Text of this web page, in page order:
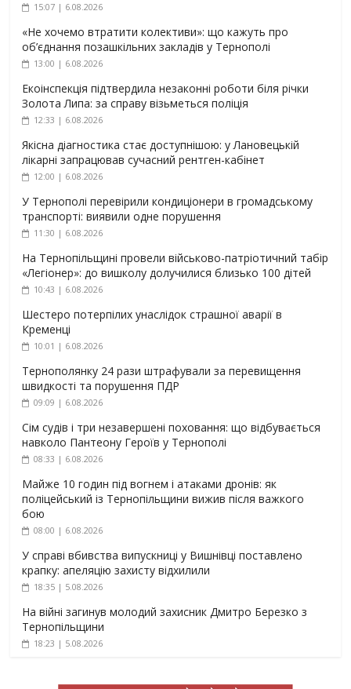
15:07 | 6.08.2026
«Не хочемо втратити колективи»: що кажуть про
об’єднання позашкільних закладів у Тернополі
13:00 | 6.08.2026
Екоінспекція підтвердила незаконні роботи біля річки
Золота Липа: за справу візьметься поліція
12:33 | 6.08.2026
Якісна діагностика стає доступнішою: у Лановецькій
лікарні запрацював сучасний рентген-кабінет
12:00 | 6.08.2026
У Тернополі перевірили кондиціонери в громадському
транспорті: виявили одне порушення
11:30 | 6.08.2026
На Тернопільщині провели військово-патріотичний табір
«Легіонер»: до вишколу долучилися близько 100 дітей
10:43 | 6.08.2026
Шестеро потерпілих унаслідок страшної аварії в
Кременці
10:01 | 6.08.2026
Тернополянку 24 рази штрафували за перевищення
швидкості та порушення ПДР
09:09 | 6.08.2026
Сім судів і три незавершені поховання: що відбувається
навколо Пантеону Героїв у Тернополі
08:33 | 6.08.2026
Майже 10 годин під вогнем і атаками дронів: як
поліцейський із Тернопільщини вижив після важкого
бою
08:00 | 6.08.2026
У справі вбивства випускниці у Вишнівці поставлено
крапку: апеляцію захисту відхилили
18:35 | 5.08.2026
На війні загинув молодий захисник Дмитро Березко з
Тернопільщини
18:23 | 5.08.2026